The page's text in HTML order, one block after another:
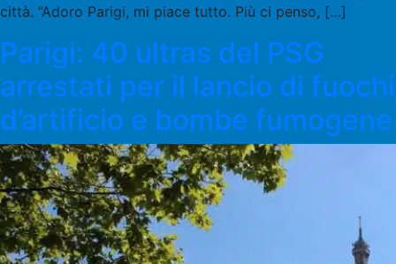
città. “Adoro Parigi, mi piace tutto. Più ci penso, […]
Parigi: 40 ultras del PSG
arrestati per il lancio di fuochi
d’artificio e bombe fumogene